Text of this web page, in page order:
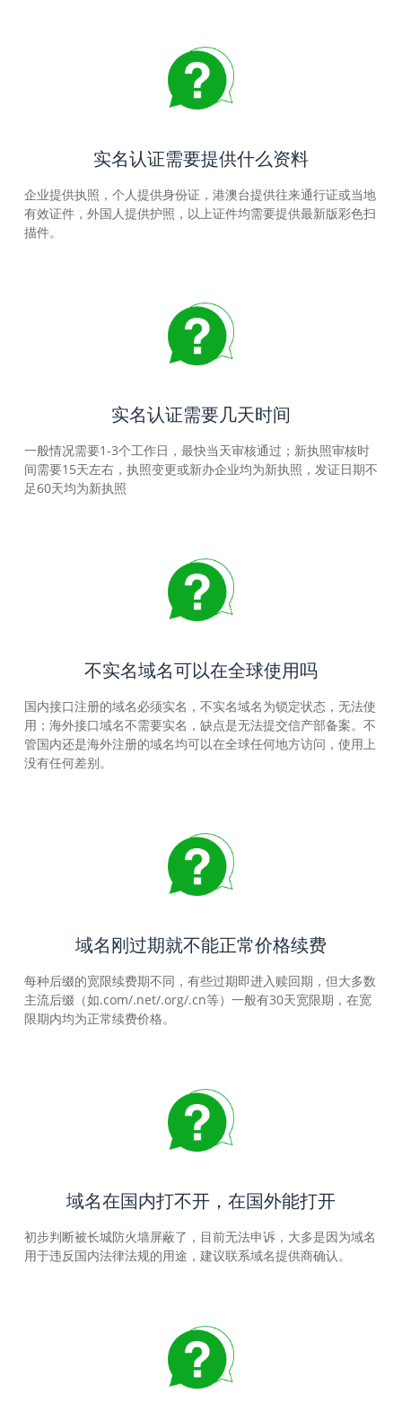
实名认证需要提供什么资料
企业提供执照，个人提供身份证，港澳台提供往来通行证或当地
有效证件，外国人提供护照，以上证件均需要提供最新版彩色扫
描件。
实名认证需要几天时间
一般情况需要1-3个工作日，最快当天审核通过；新执照审核时
间需要15天左右，执照变更或新办企业均为新执照，发证日期不
足60天均为新执照
不实名域名可以在全球使用吗
国内接口注册的域名必须实名，不实名域名为锁定状态，无法使
用；海外接口域名不需要实名，缺点是无法提交信产部备案。不
管国内还是海外注册的域名均可以在全球任何地方访问，使用上
没有任何差别。
域名刚过期就不能正常价格续费
每种后缀的宽限续费期不同，有些过期即进入赎回期，但大多数
主流后缀（如.com/.net/.org/.cn等）一般有30天宽限期，在宽
限期内均为正常续费价格。
域名在国内打不开，在国外能打开
初步判断被长城防火墙屏蔽了，目前无法申诉，大多是因为域名
用于违反国内法律法规的用途，建议联系域名提供商确认。